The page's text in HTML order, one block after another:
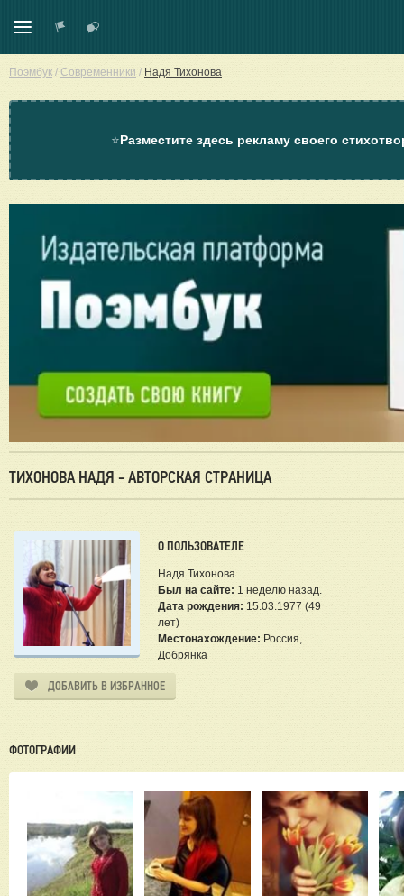
Поэмбук / Современники / Надя Тихонова
⭐Разместите здесь рекламу своего
ТИХОНОВА НАДЯ - АВТОРСКАЯ СТРАНИЦА
О ПОЛЬЗОВАТЕЛЕ
Надя Тихонова
Был на сайте: 1 неделю назад.
Дата рождения: 15.03.1977 (49
лет)
Местонахождение: Россия,
Добрянка
ДОБАВИТЬ В ИЗБРАННОЕ
ФОТОГРАФИИ